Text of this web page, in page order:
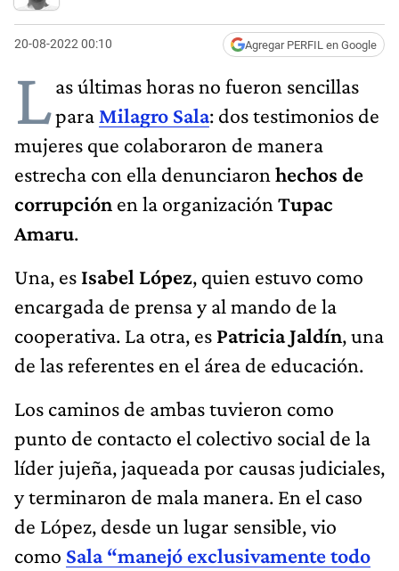
20-08-2022 00:10 Agregar PERFIL en Google
Las últimas horas no fueron sencillas
para Milagro Sala: dos testimonios de
mujeres que colaboraron de manera
estrecha con ella denunciaron hechos de
corrupción en la organización Tupac
Amaru.
Una, es Isabel López, quien estuvo como
encargada de prensa y al mando de la
cooperativa. La otra, es Patricia Jaldín, una
de las referentes en el área de educación.
Los caminos de ambas tuvieron como
punto de contacto el colectivo social de la
líder jujeña, jaqueada por causas judiciales,
y terminaron de mala manera. En el caso
de López, desde un lugar sensible, vio
como Sala “manejó exclusivamente todo